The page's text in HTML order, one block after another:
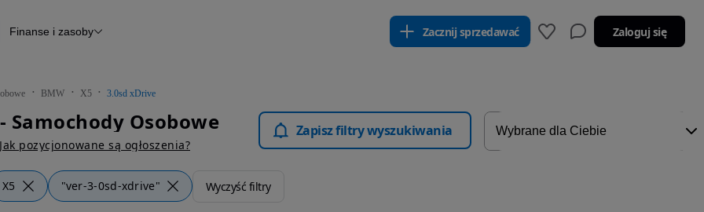
Raport z inspekcji
Otomoto News
Finanse i zasoby Zacznij sprzedawać Zaloguj się
BMW X5 3.0sd xDrive
Samochody Osobowe
Jak pozycjonowane są ogłoszenia?
Zapisz filtry wyszukiwania
X5 "ver-3-0sd-xdrive" Wyczyść filtry